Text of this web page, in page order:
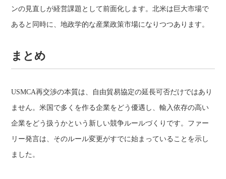
ンの見直しが経営課題として前面化します。北米は巨大市場で
あると同時に、地政学的な産業政策市場になりつつあります。
まとめ
USMCA再交渉の本質は、自由貿易協定の延長可否だけではあり
ません。米国で多くを作る企業をどう優遇し、輸入依存の高い
企業をどう扱うかという新しい競争ルールづくりです。ファー
リー発言は、そのルール変更がすでに始まっていることを示し
ました。